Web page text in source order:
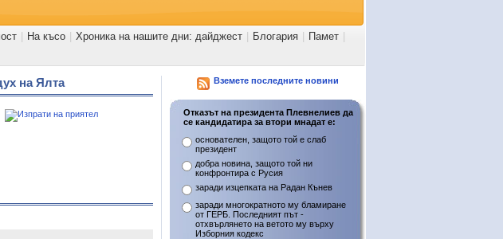
На късо Хроника на нашите дни: дайджест Блогария Памет
на Ялта Вземете последните новини
Отказът на президента Плевнелиев да
се кандидатира за втори мнадат е:
основателен, защото той е слаб
президент
добра новина, защото той ни
конфронтира с Русия
заради изцепката на Радан Кънев
заради многократното му бламиране
от ГЕРБ. Последният път -
отхвърлянето на ветото му върху
Изборния кодекс